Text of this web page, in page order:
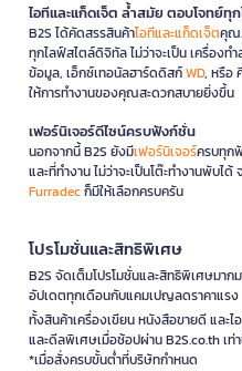
ไอทีและแก็ดเจ็ต ล้ำสมัย ตอบโจทย์ทุ
B2S ได้คัดสรรสินค้าไอทีและแก็ดเจ็ตคุณ
ทุกไลฟ์สไตล์ดิจิทัล ไม่ว่าจะเป็น เครื่องทำ
ข้อมูล, เอ็กซ์เทอนัลฮาร์ดดิสก์WD, หรือ
ให้การทำงานของคุณสะดวกสบายยิ่งขึ้น
เฟอร์นิเจอร์ดีไซน์ครบฟังก์ชั่น
นอกจากนี้ B2S ยังมีเฟอร์นิเจอร์ครบทุก
และที่ทำงาน ไม่ว่าจะเป็นโต๊ะทำงานพับไ
Furradecก็มีให้เลือกครบครัน
โปรโมชั่นและสิทธิพิเศษ
B2S จัดเต็มโปรโมชั่นและสิทธิพิเศษมา
อัปเดตทุกเดือนกับแคมเปญลดราคาแรง
ทั้งสินค้าเครื่องเขียน หนังสือขายดี และ
และดีลพิเศษเมื่อช้อปผ่าน B2S.co.th เ
*เมื่อสั่งครบขั้นต่ำที่บริษัทกำหนด